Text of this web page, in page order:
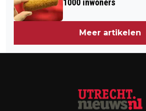
1000 inwoners
Meer artikelen